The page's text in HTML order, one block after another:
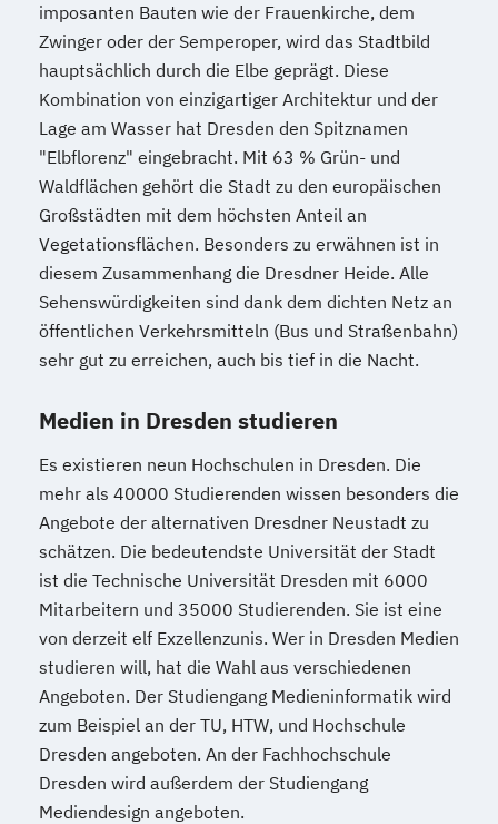
imposanten Bauten wie der Frauenkirche, dem
Zwinger oder der Semperoper, wird das Stadtbild
hauptsächlich durch die Elbe geprägt. Diese
Kombination von einzigartiger Architektur und der
Lage am Wasser hat Dresden den Spitznamen
"Elbflorenz" eingebracht. Mit 63 % Grün- und
Waldflächen gehört die Stadt zu den europäischen
Großstädten mit dem höchsten Anteil an
Vegetationsflächen. Besonders zu erwähnen ist in
diesem Zusammenhang die Dresdner Heide. Alle
Sehenswürdigkeiten sind dank dem dichten Netz an
öffentlichen Verkehrsmitteln (Bus und Straßenbahn)
sehr gut zu erreichen, auch bis tief in die Nacht.
Medien in Dresden studieren
Es existieren neun Hochschulen in Dresden. Die
mehr als 40000 Studierenden wissen besonders die
Angebote der alternativen Dresdner Neustadt zu
schätzen. Die bedeutendste Universität der Stadt
ist die Technische Universität Dresden mit 6000
Mitarbeitern und 35000 Studierenden. Sie ist eine
von derzeit elf Exzellenzunis. Wer in Dresden Medien
studieren will, hat die Wahl aus verschiedenen
Angeboten. Der Studiengang Medieninformatik wird
zum Beispiel an der TU, HTW, und Hochschule
Dresden angeboten. An der Fachhochschule
Dresden wird außerdem der Studiengang
Mediendesign angeboten.